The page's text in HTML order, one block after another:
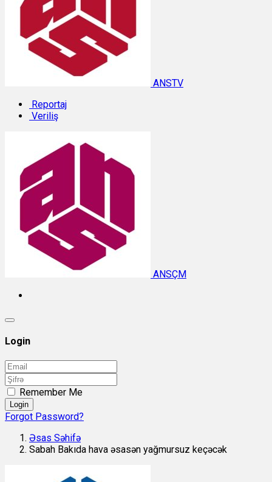
ANSTV
Reportaj
Veriliş
ANSÇM
Login
Remember Me
Login
Forgot Password?
Əsas Səhifə
Sabah Bakıda hava əsasən yağmursuz keçəcək